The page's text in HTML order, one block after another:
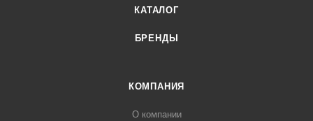
КАТАЛОГ
БРЕНДЫ
КОМПАНИЯ
О компании